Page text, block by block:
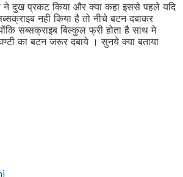
ने दुख प्रकट किया और क्या कहा इससे पहले यदि
नही किया है तो नीचे बटन दबाकर
सब्सक्राइब बिल्कुल फ्री होता है साथ मे
का बटन जरूर दबाये । सुनये क्या बताया